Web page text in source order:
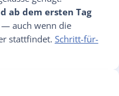
ab dem ersten Tag
auch wenn die
stattfindet. Schritt-für-